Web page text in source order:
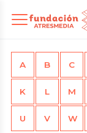
A B C
K L M
U V W